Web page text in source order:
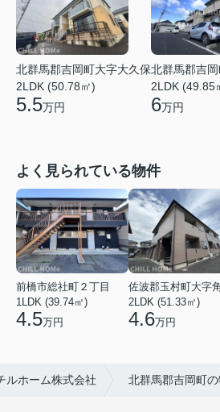
北群馬郡吉岡町大字大久保
2LDK (50.78㎡)
5.5万円
北群馬郡吉
2LDK (49.85
6万円
よく見られている物件
前橋市総社町２丁目
1LDK (39.74㎡)
4.5万円
佐波郡玉村町大字
2LDK (51.33㎡)
4.6万円
ルホーム株式会社 北群馬郡吉岡町